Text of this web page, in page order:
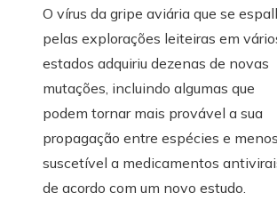
O vírus da gripe aviária que se
pelas explorações leiteiras em
estados adquiriu dezenas de novas
mutações, incluindo algumas que
podem tornar mais provável a sua
propagação entre espécies e menos
suscetível a medicamentos
de acordo com um novo estudo.